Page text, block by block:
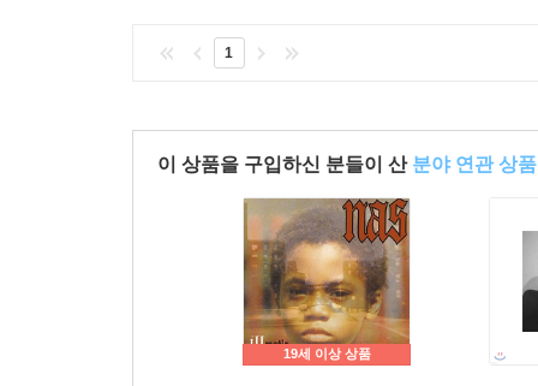
1
이 상품을 구입하신 분들이 산 분야 연관 상품
19세 이상 상품